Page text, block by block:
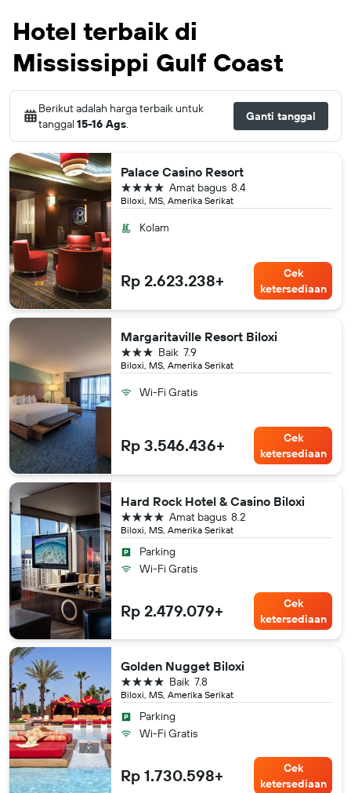
Hotel terbaik di
Mississippi Gulf Coast
Berikut adalah harga terbaik untuk
tanggal 15-16 Ags
Ganti tanggal
Palace Casino Resort
Biloxi, MS, Amerika Serikat
8.4
Amat bagus
bintang 4
Kolam
Rp 2.623.238+
Cek
ketersediaan
Margaritaville Resort Biloxi
Biloxi, MS, Amerika Serikat
7.9
Baik
bintang 3
Wi-Fi Gratis
Rp 3.546.436+
Cek
ketersediaan
Hard Rock Hotel & Casino Biloxi
Biloxi, MS, Amerika Serikat
8.2
Amat bagus
bintang 4
Parking
Wi-Fi Gratis
Rp 2.479.079+
Cek
ketersediaan
Golden Nugget Biloxi
Biloxi, MS, Amerika Serikat
7.8
Baik
bintang 4
Parking
Wi-Fi Gratis
Rp 1.730.598+
Cek
ketersediaan